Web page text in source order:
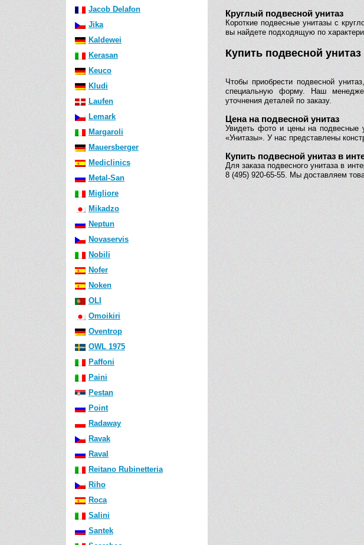
Jacob Delafon
Jika
Kaldewei
Kerasan
Keuco
Kludi
Laufen
Lemark
Margaroli
Mauersberger
Mediclinics
Metal-San
Migliore
Mikadzo
Neptun
Novaservis
Nobili
Nofer
Noken
OLI
Omoikiri
Oventrop
OWL 1975
Paffoni
Paini
Pestan
Point
Radaway
Ravak
Raval
Reitano Rubinetteria
Riho
Roca
Salini
Santek
Круглый подвесной унитаз
Короткие подвесные унитазы с
вы найдете подходящую по
Купить подвесной унитаз
Чтобы приобрести подвесной
специальную форму. Наш
уточнения деталей по заказу.
Цена на подвесной унитаз
Увидеть фото и цены на подвесные
«Унитазы». У нас представлены
Купить подвесной унитаз в
Для заказа подвесного унитаза в
8 (495) 920-65-55. Мы доставляем